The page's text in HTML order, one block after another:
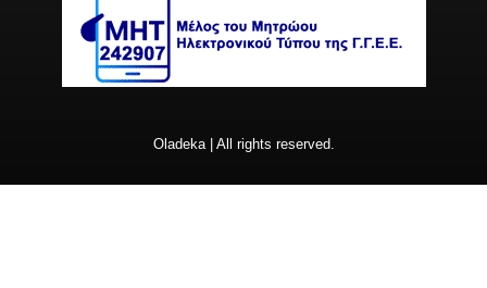
Oladeka | All rights reserved.